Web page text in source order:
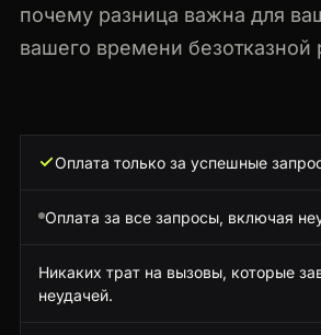
почему разница важна для
вашего времени безотказной
Оплата только за успешные
Оплата за все запросы, включая
Никаких трат на вызовы, которые
неудачей.